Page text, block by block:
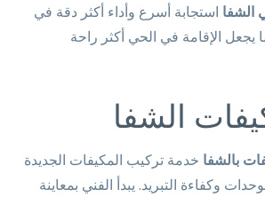
الشفا استجابة أسرع وأداء أكثر دقة في
يجعل الإقامة في الحي أكثر راحة
الشفا
بالشفا خدمة تركيب المكيفات الجديدة
وكفاءة التبريد. يبدأ الفني بمعاينة